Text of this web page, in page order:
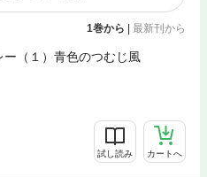
1巻から | 最新刊から
ー（１）青色のつむじ風
試し読み カートへ